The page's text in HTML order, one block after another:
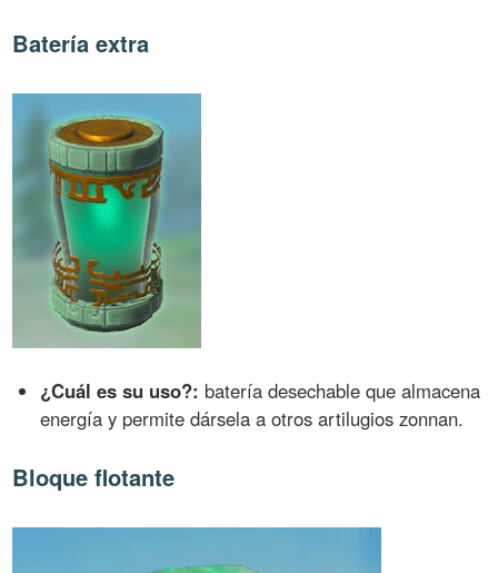
Batería extra
¿Cuál es su uso?: batería desechable que almacena
energía y permite dársela a otros artilugios zonnan.
Bloque flotante